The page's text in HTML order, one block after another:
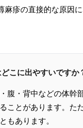
麻疹の直接的な原因
こに出やすいですか
腹・背中などの体幹
ことがあります。た
もあります。